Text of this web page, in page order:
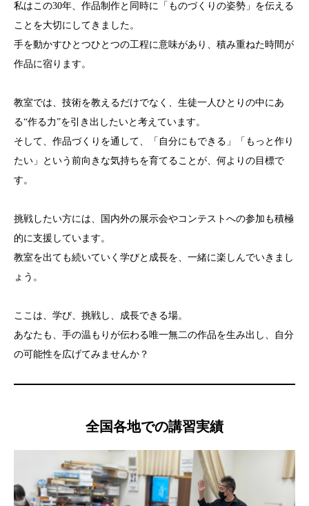
私はこの30年、作品制作と同時に「ものづくりの姿勢」を伝える
ことを大切にしてきました。
手を動かすひとつひとつの工程に意味があり、積み重ねた時間が
作品に宿ります。
教室では、技術を教えるだけでなく、生徒一人ひとりの中にあ
る“作る力”を引き出したいと考えています。
そして、作品づくりを通して、「自分にもできる」「もっと作り
たい」という前向きな気持ちを育てることが、何よりの目標で
す。
挑戦したい方には、国内外の展示会やコンテストへの参加も積極
的に支援しています。
教室を出ても続いていく学びと成長を、一緒に楽しんでいきまし
ょう。
ここは、学び、挑戦し、成長できる場。
あなたも、手の温もりが伝わる唯一無二の作品を生み出し、自分
の可能性を広げてみませんか？
全国各地での講習実績